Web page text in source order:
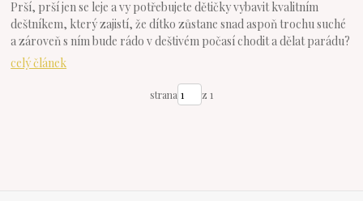
Prší, prší jen se leje a vy potřebujete dětičky vybavit kvalitním
deštníkem, který zajistí, že dítko zůstane snad aspoň trochu suché
a zároveň s ním bude rádo v deštivém počasí chodit a dělat parádu?
celý článek
strana z 1